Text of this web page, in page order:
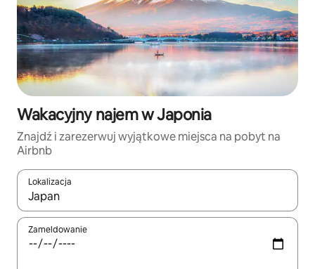
Wakacyjny najem w Japonia
Znajdź i zarezerwuj wyjątkowe miejsca na pobyt na
Airbnb
Lokalizacja
Gdy wyniki będą dostępne, możesz poruszać się po nich za
Zameldowanie